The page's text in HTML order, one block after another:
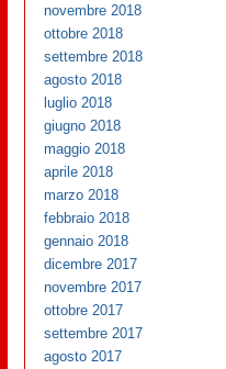
novembre 2018
ottobre 2018
settembre 2018
agosto 2018
luglio 2018
giugno 2018
maggio 2018
aprile 2018
marzo 2018
febbraio 2018
gennaio 2018
dicembre 2017
novembre 2017
ottobre 2017
settembre 2017
agosto 2017